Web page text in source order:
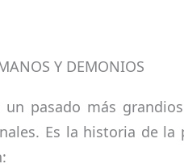
Y DEMONIOS
un pasado más
Es la historia de